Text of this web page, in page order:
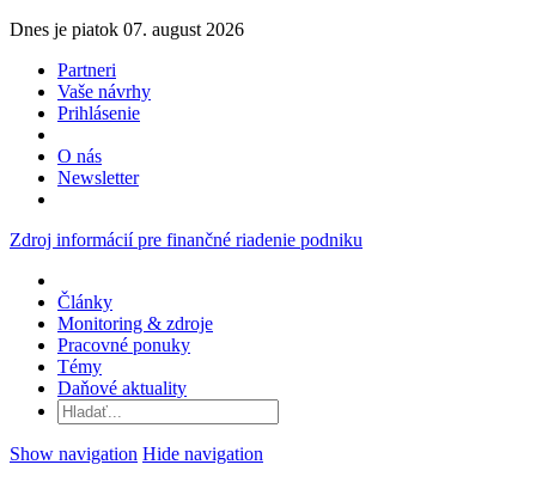
Dnes je piatok 07. august 2026
Partneri
Vaše návrhy
Prihlásenie
O nás
Newsletter
Zdroj informácií pre finančné riadenie podniku
Články
Monitoring & zdroje
Pracovné ponuky
Témy
Daňové aktuality
Show navigation Hide navigation